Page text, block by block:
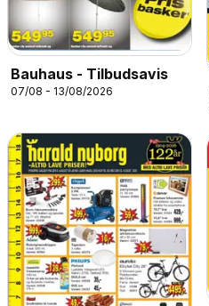
Bauhaus - Tilbudsavis
07/08 - 13/08/2026